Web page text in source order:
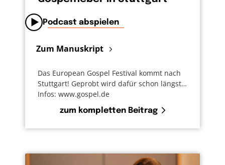
Podcast abspielen
Zum Manuskript
Das European Gospel Festival kommt nach
Stuttgart! Geprobt wird dafür schon längst…
Infos: www.gospel.de
zum kompletten Beitrag